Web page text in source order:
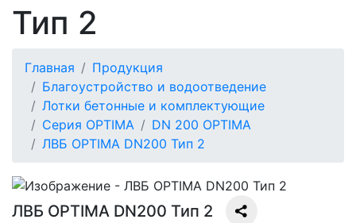
Тип 2
Главная
Продукция
Благоустройство и водоотведение
Лотки бетонные и комплектующие
Серия OPTIMA
DN 200 OPTIMA
ЛВБ OPTIMA DN200 Тип 2
ЛВБ OPTIMA DN200 Тип 2